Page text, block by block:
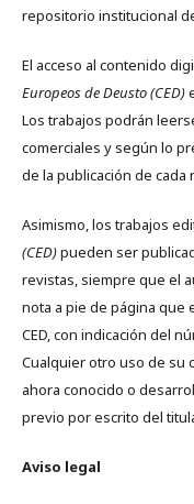
repositorio institucional
El acceso al contenido
Europeos de Deusto (CED)
Los trabajos podrán
comerciales y según lo
de la publicación de cada
Asimismo, los trabajos
(CED)pueden ser
revistas, siempre que el
nota a pie de página que
CED, con indicación del
Cualquier otro uso de su
ahora conocido o
previo por escrito del
Aviso legal